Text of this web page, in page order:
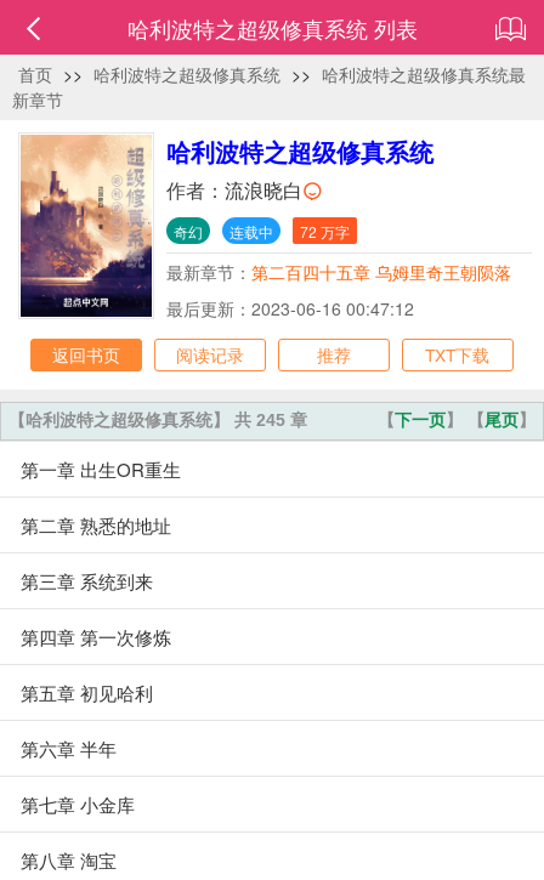
哈利波特之超级修真系统 列表
首页 >> 哈利波特之超级修真系统 >> 哈利波特之超级修真系统最
新章节
哈利波特之超级修真系统
作者： 流浪晓白
奇幻 连载中 72 万字
最新章节： 第二百四十五章 乌姆里奇王朝陨落
最后更新：2023-06-16 00:47:12
返回书页
阅读记录 推荐 TXT下载
【下一页】 【尾页】
【哈利波特之超级修真系统】 共 245 章
第一章 出生OR重生
第二章 熟悉的地址
第三章 系统到来
第四章 第一次修炼
第五章 初见哈利
第六章 半年
第七章 小金库
第八章 淘宝